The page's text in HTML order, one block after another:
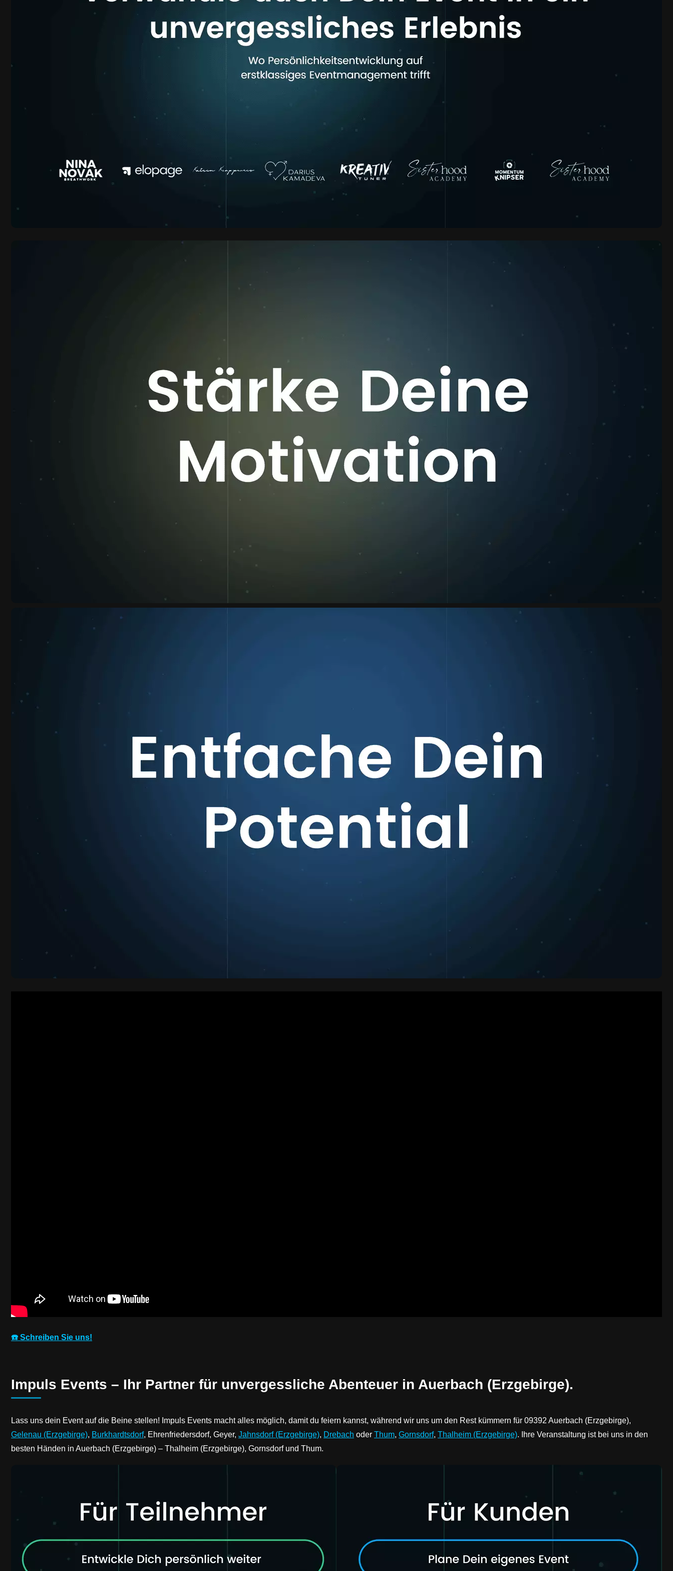
☎️ Schreiben Sie uns!
Impuls Events – Ihr Partner für unvergessliche Abenteuer in Auerbach (Erzgebirge).
Lass uns dein Event auf die Beine stellen! Impuls Events macht alles möglich, damit du feiern kannst, während wir uns um den Rest kümmern für 09392 Auerbach (Erzgebirge),
Gelenau (Erzgebirge), Burkhardtsdorf, Ehrenfriedersdorf, Geyer, Jahnsdorf (Erzgebirge), Drebach oder Thum, Gornsdorf, Thalheim (Erzgebirge). Ihre Veranstaltung ist bei uns in den
besten Händen in Auerbach (Erzgebirge) – Thalheim (Erzgebirge), Gornsdorf und Thum.